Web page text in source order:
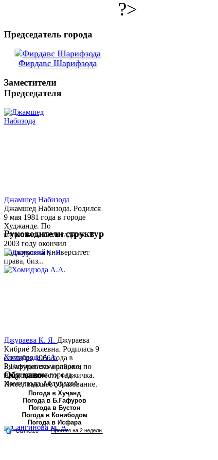
?>
Председатель города
Фирдавс Шарифзода
Заместители
Председателя
Джамшед Набизода
Джамшед Набизода. Родился
9 мая 1981 года в городе
Худжанде. По
национальности таджик. В
2003 году окончил
Таджикский университет
права, биз...
Хомидзода А.А.
Руководитель аппарата
председателя города
Хомидзода Абдувахоб
Абдумаджид родился 8
июня 1978 года в городе
Худжанде. По
национальности...
Руководители структур
Джураева К. Я. Джураева
Кибриё Яхяевна. Родилась 9
сентября 1966 года в
Б.Гафуровском районе, по
национальности таджичка.
Имеет высшее образование.
В 1997 ...
Обу хаво
Погода в Хуҷанд
Погода в Б.Ғафуров
Погода в Бустон
Погода в Конибодом
Погода в Исфара